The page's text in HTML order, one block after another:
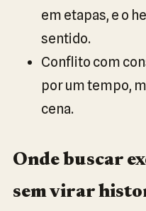
em etapas, e o
sentido.
Conflito com
por um tempo,
cena.
Onde buscar
sem virar